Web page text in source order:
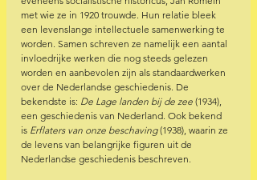
met wie ze in 1920 trouwde. Hun relatie bleek
een levenslange intellectuele samenwerking te
worden. Samen schreven ze namelijk een aantal
invloedrijke werken die nog steeds gelezen
worden en aanbevolen zijn als standaardwerken
over de Nederlandse geschiedenis. De
bekendste is: De Lage landen bij de zee (1934),
een geschiedenis van Nederland. Ook bekend
is Erflaters van onze beschaving (1938), waarin ze
de levens van belangrijke figuren uit de
Nederlandse geschiedenis beschreven.